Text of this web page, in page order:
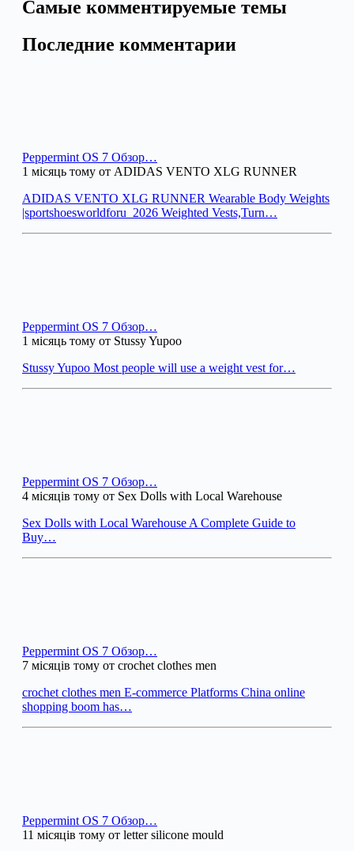
Самые комментируемые темы
Последние комментарии
Peppermint OS 7 Обзор…
1 місяць тому от ADIDAS VENTO XLG RUNNER
ADIDAS VENTO XLG RUNNER Wearable Body Weights
|sportshoesworldforu_2026 Weighted Vests,Turn…
Peppermint OS 7 Обзор…
1 місяць тому от Stussy Yupoo
Stussy Yupoo Most people will use a weight vest for…
Peppermint OS 7 Обзор…
4 місяців тому от Sex Dolls with Local Warehouse
Sex Dolls with Local Warehouse A Complete Guide to
Buy…
Peppermint OS 7 Обзор…
7 місяців тому от crochet clothes men
crochet clothes men E-commerce Platforms China online
shopping boom has…
Peppermint OS 7 Обзор…
11 місяців тому от letter silicone mould